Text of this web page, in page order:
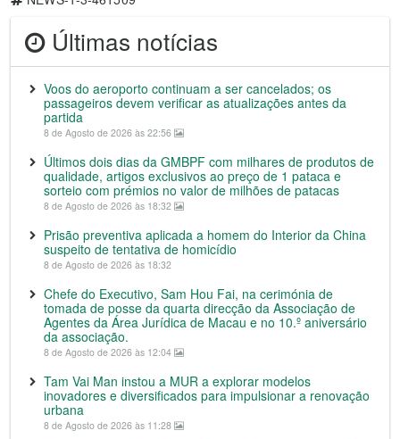
Últimas notícias
Voos do aeroporto continuam a ser cancelados; os
passageiros devem verificar as atualizações antes da
partida
8 de Agosto de 2026 às 22:56
Últimos dois dias da GMBPF com milhares de produtos de
qualidade, artigos exclusivos ao preço de 1 pataca e
sorteio com prémios no valor de milhões de patacas
8 de Agosto de 2026 às 18:32
Prisão preventiva aplicada a homem do Interior da China
suspeito de tentativa de homicídio
8 de Agosto de 2026 às 18:32
Chefe do Executivo, Sam Hou Fai, na cerimónia de
tomada de posse da quarta direcção da Associação de
Agentes da Área Jurídica de Macau e no 10.º aniversário
da associação.
8 de Agosto de 2026 às 12:04
Tam Vai Man instou a MUR a explorar modelos
inovadores e diversificados para impulsionar a renovação
urbana
8 de Agosto de 2026 às 11:28